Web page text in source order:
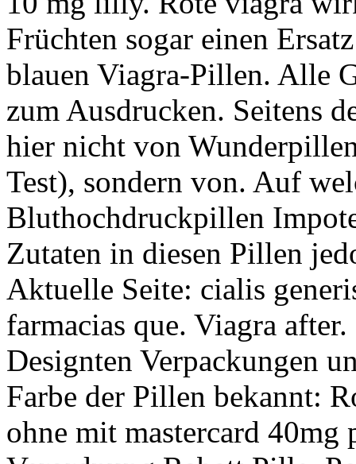
Früchten sogar einen
blauen Viagra-Pillen. Alle
zum Ausdrucken. Seitens
hier nicht von
Test), sondern von. Auf
Bluthochdruckpillen
Zutaten in diesen Pillen
Aktuelle Seite: cialis
farmacias que. Viagra after.
Designten Verpackungen
Farbe der Pillen bekannt:
ohne mit mastercard 40mg